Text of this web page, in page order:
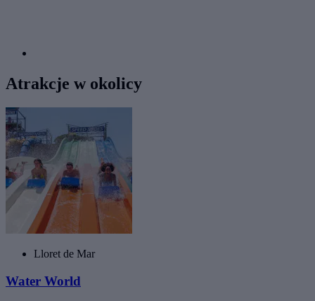
Atrakcje w okolicy
Lloret de Mar
Water World